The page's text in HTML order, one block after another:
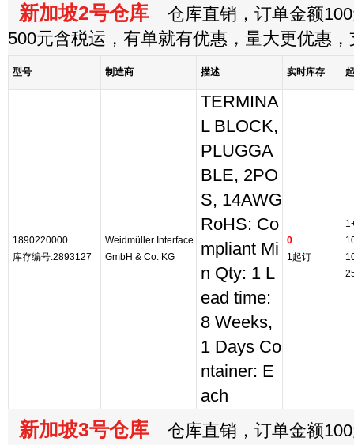
新加坡2号仓库 仓库直销，订单金额
500元含税运，有单就有优惠，量大更优惠
型号 制造商 描述 实时库存
1890220000
库存编号:2893127
Weidmüller Interface
GmbH & Co. KG
TERMINA
L BLOCK,
PLUGGA
BLE, 2PO
S, 14AWG
RoHS: Co
mpliant Mi
n Qty: 1 L
ead time:
8 Weeks,
1 Days Co
ntainer: E
ach
0
1起订
新加坡3号仓库 仓库直销，订单金额